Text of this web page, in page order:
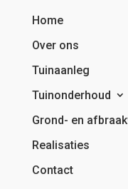
Home
Over ons
Tuinaanleg
Tuinonderhoud
Grond- en
Realisaties
Contact